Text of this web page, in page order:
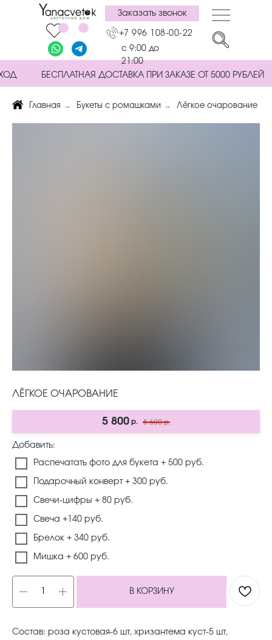
+7 996 108-00-22
Заказать звонок
БЕСПЛАТНАЯ ДОСТАВКА ПРИ ЗАКАЗЕ ОТ 5000 РУБЛЕЙ
с 9:00 до
21:00
Главная → Букеты с ромашками → Лёгкое очарование
ЛЁГКОЕ ОЧАРОВАНИЕ
5 800 р. 5 600 р.
Добавить:
Распечатать фото для букета + 500 руб.
Подарочный конверт + 300 руб.
Свечи-цифры + 80 руб.
Свеча +140 руб.
Брелок + 340 руб.
Мишка + 600 руб.
В КОРЗИНУ
Состав: роза кустовая-6 шт, хризантема куст-5 шт,